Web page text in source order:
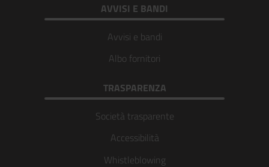
AVVISI E BANDI
Avvisi e bandi
Albo fornitori
TRASPARENZA
Società trasparente
Accessibilità
Whistleblowing